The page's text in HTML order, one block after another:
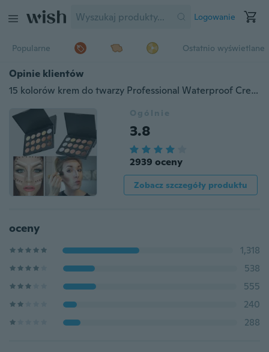
Logowanie
Popularne Ostatnio wyświetlane
Opinie klientów
15 kolorów krem do twarzy Professional Waterproof Cream Makeup Contour Concealer Palette
Ogólnie
3.8
2939 oceny
Zobacz szczegóły produktu
oceny
1,318
538
555
240
288